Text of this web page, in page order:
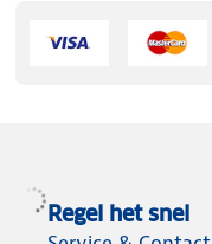
Regel het snel